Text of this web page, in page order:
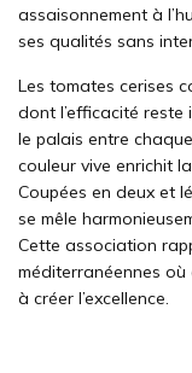
assaisonnement à
ses qualités sans
Les tomates cerises
dont l’efficacité reste
le palais entre
couleur vive enrichit
Coupées en deux et
se mêle
Cette association
méditerranéennes
à créer l’excellence.